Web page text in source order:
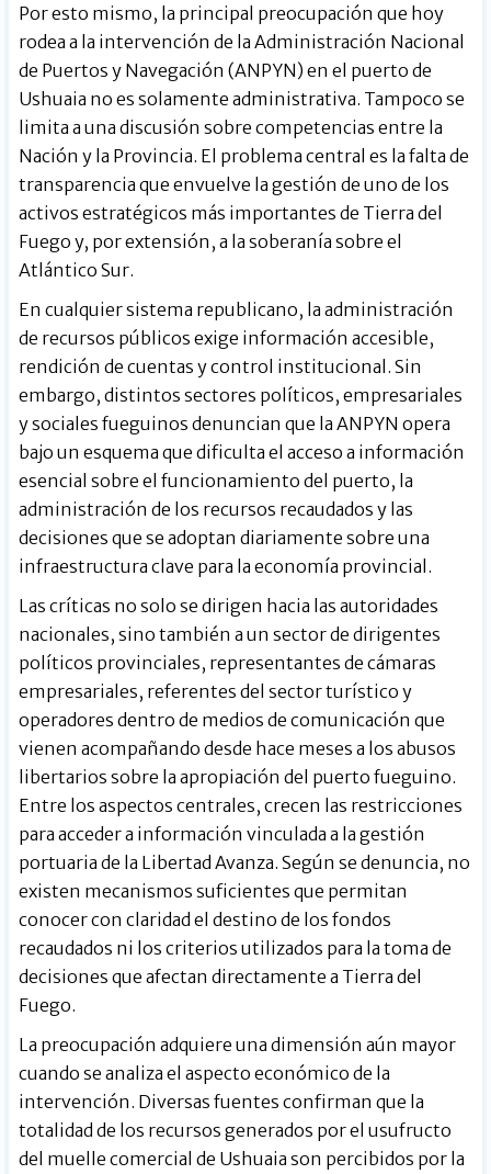
Por esto mismo, la principal preocupación que hoy
rodea a la intervención de la Administración Nacional
de Puertos y Navegación (ANPYN) en el puerto de
Ushuaia no es solamente administrativa. Tampoco se
limita a una discusión sobre competencias entre la
Nación y la Provincia. El problema central es la falta de
transparencia que envuelve la gestión de uno de los
activos estratégicos más importantes de Tierra del
Fuego y, por extensión, a la soberanía sobre el
Atlántico Sur.
En cualquier sistema republicano, la administración
de recursos públicos exige información accesible,
rendición de cuentas y control institucional. Sin
embargo, distintos sectores políticos, empresariales
y sociales fueguinos denuncian que la ANPYN opera
bajo un esquema que dificulta el acceso a información
esencial sobre el funcionamiento del puerto, la
administración de los recursos recaudados y las
decisiones que se adoptan diariamente sobre una
infraestructura clave para la economía provincial.
Las críticas no solo se dirigen hacia las autoridades
nacionales, sino también a un sector de dirigentes
políticos provinciales, representantes de cámaras
empresariales, referentes del sector turístico y
operadores dentro de medios de comunicación que
vienen acompañando desde hace meses a los abusos
libertarios sobre la apropiación del puerto fueguino.
Entre los aspectos centrales, crecen las restricciones
para acceder a información vinculada a la gestión
portuaria de la Libertad Avanza. Según se denuncia, no
existen mecanismos suficientes que permitan
conocer con claridad el destino de los fondos
recaudados ni los criterios utilizados para la toma de
decisiones que afectan directamente a Tierra del
Fuego.
La preocupación adquiere una dimensión aún mayor
cuando se analiza el aspecto económico de la
intervención. Diversas fuentes confirman que la
totalidad de los recursos generados por el usufructo
del muelle comercial de Ushuaia son percibidos por la